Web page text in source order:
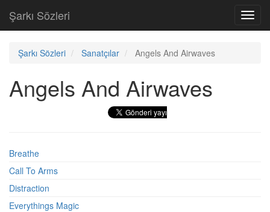
Şarkı Sözleri
Şarkı Sözleri Sanatçılar Angels And Airwaves
Angels And Airwaves
Breathe
Call To Arms
Distraction
Everythings Magic